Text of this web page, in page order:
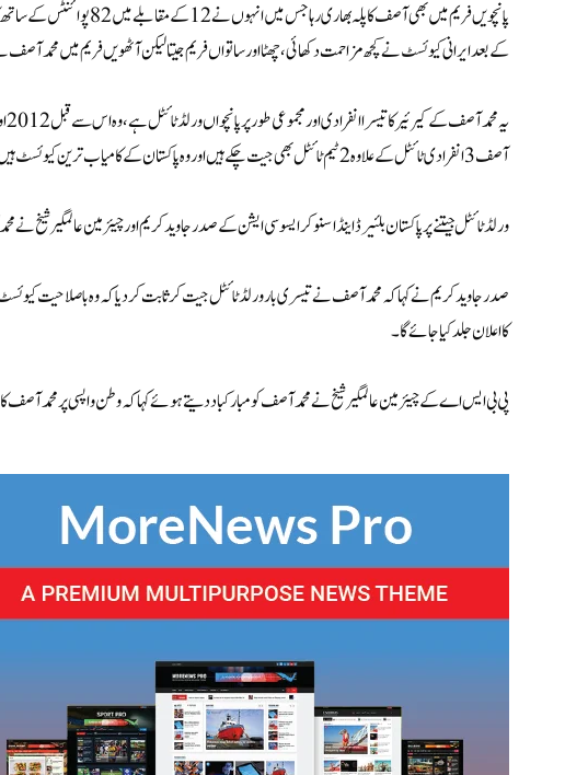
کے بعد ایرانی کیوئسٹ نے کچھ مزاحمت دکھائی، چھٹا اور ساتواں فریم جیتا لیکن آٹھویں فریم میں محمد آصف نے 93 کے بریک کے ساتھ مقابلہ اپنے نام
آصف 3 انفرادی ٹائٹل کے علاوہ 2 ٹیم ٹائٹل بھی جیت چکے ہیں اور وہ پاکستان کے کامیاب ترین کیوئسٹ ہیں۔
ورلڈ ٹائٹل جیتنے پر پاکستان بلئیرڈ اینڈ اسنوکر ایسوسی ایشن کے صدر جاوید کریم اور چیئرمین عالمگیر شیخ
کا اعلان جلد کیا جائے گا۔
پی بی ایس اے کے چیئرمین عالمگیر شیخ نے محمد آصف کو مبارکباد دیتے ہوئے کہا کہ وطن واپسی پر محمد آصف